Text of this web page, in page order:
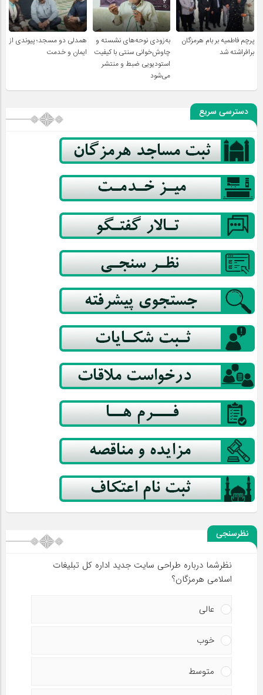
پرچم فاطمیه بر بام هرمزگان
برافراشته شد
به‌زودی نوحه‌های نشسته و
چاوش‌خوانی سنتی با کیفیت
استودیویی ضبط و منتشر
می‌شود
همدلی دو مسجد؛ پیوندی از
ایمان و خدمت
دسترسی سریع
نظرسنجی
نظرشما درباره طراحی سایت جدید اداره کل تبلیغات
اسلامی هرمزگان؟
عالی
خوب
متوسط